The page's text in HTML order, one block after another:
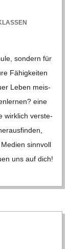
son­dern für
Fähig­kei­ten
Leben meis­
eine
wirk­lich ver­ste­
sinn­voll
uns auf dich!